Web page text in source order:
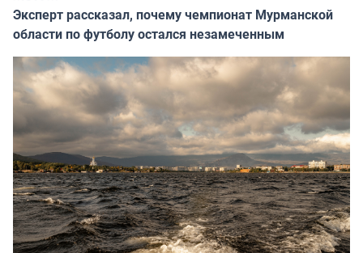
Эксперт рассказал, почему чемпионат Мурманской
области по футболу остался незамеченным